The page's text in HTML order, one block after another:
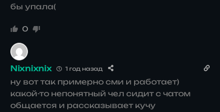
бы упала(
0
Nixnixnix 1 год назад
ну вот так примерно сми и работает)
какой-то непонятный чел сидит с чатом
общается и рассказывает кучу